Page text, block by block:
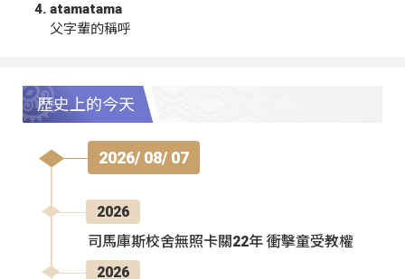
atamatama
父字輩的稱呼
歷史上的今天
2026/ 08/ 07
2026
司馬庫斯校舍無照卡關22年 衝擊童受教權
2026